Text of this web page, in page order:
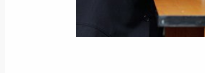
8 сентября 2011 года, 16:30